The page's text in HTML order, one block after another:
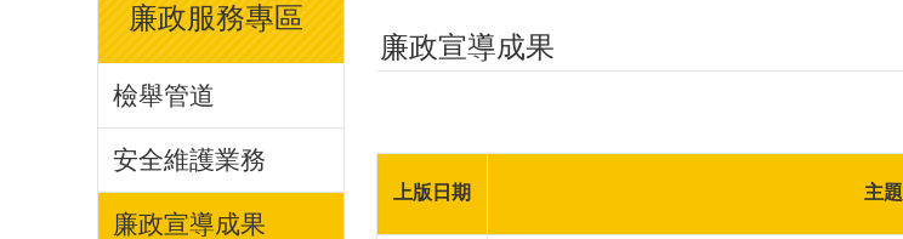
廉政服務專區
檢舉管道
安全維護業務
廉政宣導成果
廉政宣導成果
上版日期 主題